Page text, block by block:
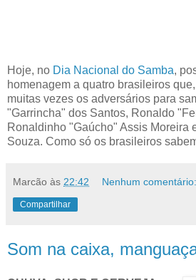
Hoje, no Dia Nacional do Samba,
homenagem a quatro brasileiros
muitas vezes os adversários para
"Garrincha" dos Santos, Ronaldo
Ronaldinho "Gaúcho" Assis Moreira
Souza. Como só os brasileiros
Marcão às 22:42 Nenhum comentário:
Compartilhar
Som na caixa,